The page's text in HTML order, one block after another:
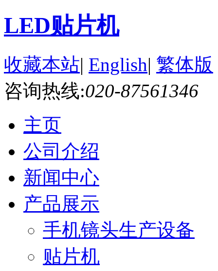
LED贴片机
收藏本站| English| 繁体版
咨询热线:020-87561346
主页
公司介绍
新闻中心
产品展示
手机镜头生产设备
贴片机